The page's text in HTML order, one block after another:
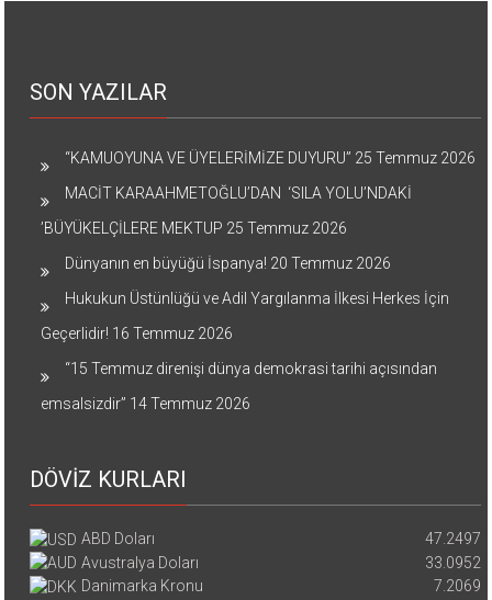
SON YAZILAR
“KAMUOYUNA VE ÜYELERİMİZE DUYURU” 25 Temmuz 2026
MACİT KARAAHMETOĞLU’DAN ‘SILA YOLU’NDAKİ
’BÜYÜKELÇİLERE MEKTUP 25 Temmuz 2026
Dünyanın en büyüğü İspanya! 20 Temmuz 2026
Hukukun Üstünlüğü ve Adil Yargılanma İlkesi Herkes İçin
Geçerlidir! 16 Temmuz 2026
“15 Temmuz direnişi dünya demokrasi tarihi açısından
emsalsizdir” 14 Temmuz 2026
DÖVİZ KURLARI
ABD Doları
47.2497
Avustralya Doları
33.0952
Danimarka Kronu
7.2069